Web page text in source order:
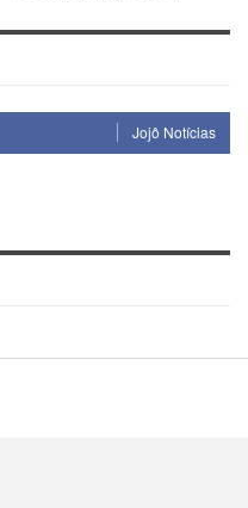
Jojô Notícias